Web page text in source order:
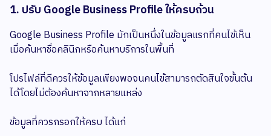
1. ปรับ Google Business Profile ให้ครบถ้วน
Google Business Profile มักเป็นหนึ่งในข้อมูลแรกที่คนไข้เห็น
เมื่อค้นหาชื่อคลินิกหรือค้นหาบริการในพื้นที่
โปรไฟล์ที่ดีควรให้ข้อมูลเพียงพอจนคนไข้สามารถตัดสินใจขั้นต้น
ได้โดยไม่ต้องค้นหาจากหลายแหล่ง
ข้อมูลที่ควรกรอกให้ครบ ได้แก่